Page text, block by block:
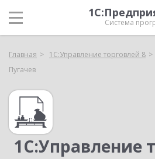
Система
Главная 1С:Управление торговлей 8
Пугачев
1С:Управление